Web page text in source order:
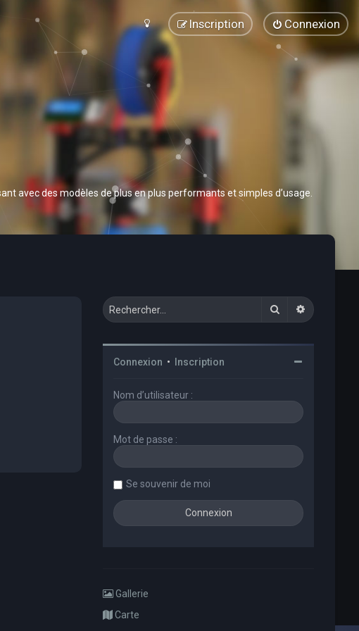
Connexion
Inscription
avec des modèles de plus en plus performants et simples d’usage.
Rechercher
Connexion • Inscription
Nom d’utilisateur :
Mot de passe :
Se souvenir de moi
Gallerie
Carte